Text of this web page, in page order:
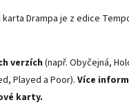
Drampa je z edice
verzích (např. Obyčejná,
Played a Poor). Více
karty.